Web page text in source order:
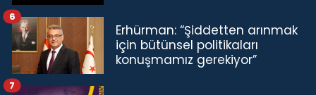
Erhürman: “Şiddetten arınmak
için bütünsel politikaları
konuşmamız gerekiyor”
6
7